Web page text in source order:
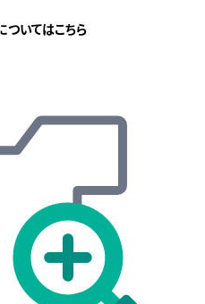
ついてはこちら